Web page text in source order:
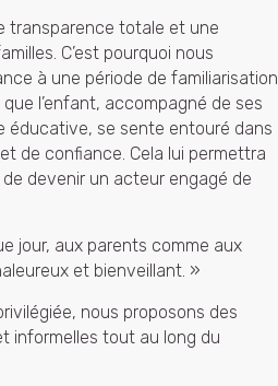
transparence totale et une
C’est pourquoi nous
à une période de familiarisation
l’enfant, accompagné de ses
éducative, se sente entouré dans
de confiance. Cela lui permettra
devenir un acteur engagé de
jour, aux parents comme aux
et bienveillant. »
nous proposons des
informelles tout au long du